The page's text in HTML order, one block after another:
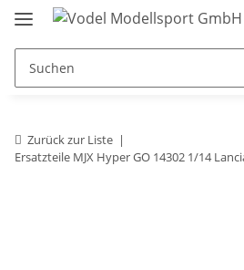
Zurück zur Liste
Ersatzteile MJX Hyper GO 14302 1/14